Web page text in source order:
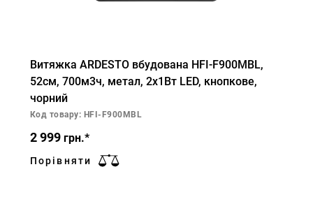
Витяжка ARDESTO вбудована HFI-F900MBL,
52см, 700м3ч, метал, 2х1Вт LED, кнопкове,
чорний
Код товару: HFI-F900MBL
2 999 грн.*
Порівняти